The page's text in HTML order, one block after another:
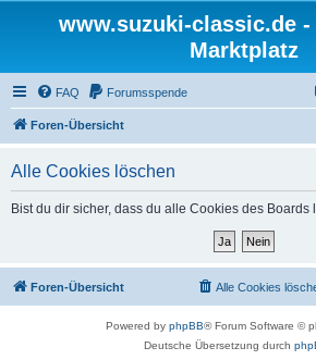
www.suzuki-classic.de -
Marktplatz
FAQ Forumsspende
Foren-Übersicht
Alle Cookies löschen
Bist du dir sicher, dass du alle Cookies des Boards
Foren-Übersicht Alle Cookies
Powered by phpBB® Forum Software ©
Deutsche Übersetzung durch